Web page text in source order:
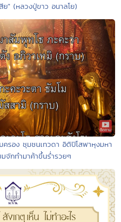
ย" (หลวงปู่ขาว อนาลโย)
รอง ชุมชนเทวดา อิติปิโสพาหุงมหา
กทำมาค้าขึ้นร่ำรวยๆ